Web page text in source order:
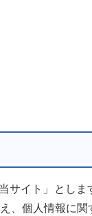
イト」としま
、個人情報に